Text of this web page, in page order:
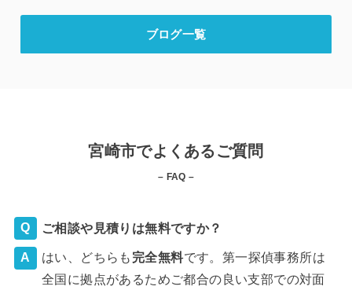
ブログ一覧
宮崎市でよくあるご質問
– FAQ –
ご相談や見積りは無料ですか？
はい、どちらも 完全無料です。第一探偵事務所は
全国に拠点があるためご都合の良い支部での対面